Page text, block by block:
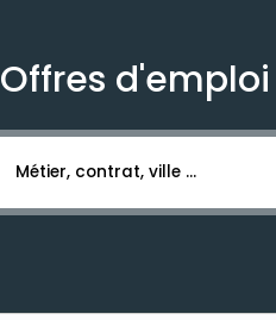
Offres
Activer l’élément pour